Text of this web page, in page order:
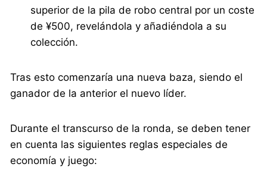
superior de la pila de robo central por un coste
de ¥500, revelándola y añadiéndola a su
colección.
Tras esto comenzaría una nueva baza, siendo el
ganador de la anterior el nuevo líder.
Durante el transcurso de la ronda, se deben tener
en cuenta las siguientes reglas especiales de
economía y juego: